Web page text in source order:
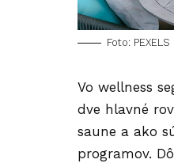
Foto: PEXELS
Vo wellness
dve hlavné
saune a ako
programov.